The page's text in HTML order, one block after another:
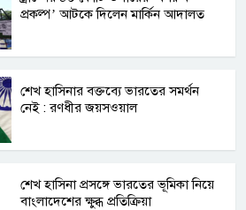
প্রকল্প’ আটকে দিলেন মার্কিন আদালত
শেখ হাসিনার বক্তব্যে ভারতের সমর্থন
নেই : রণধীর জয়সওয়াল
শেখ হাসিনা প্রসঙ্গে ভারতের ভূমিকা নিয়ে
বাংলাদেশের ক্ষুব্ধ প্রতিক্রিয়া